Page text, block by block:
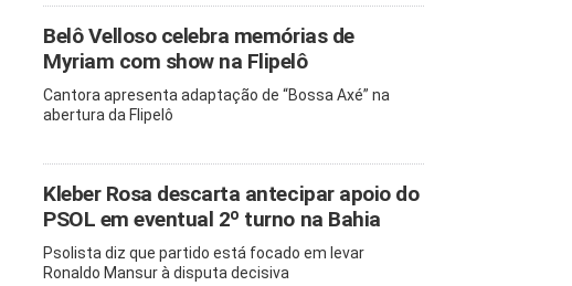
Belô Velloso celebra memórias de
Myriam com show na Flipelô
Cantora apresenta adaptação de “Bossa Axé” na
abertura da Flipelô
Kleber Rosa descarta antecipar apoio do
PSOL em eventual 2º turno na Bahia
Psolista diz que partido está focado em levar
Ronaldo Mansur à disputa decisiva